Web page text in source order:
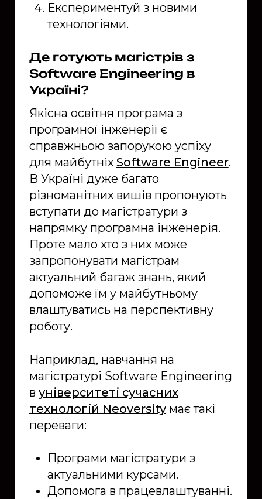
Експериментуй з новими
технологіями.
Де готують магістрів з
Software Engineering в
Україні?
Якісна освітня програма з
програмної інженерії є
справжньою запорукою успіху
для майбутніх Software Engineer.
В Україні дуже багато
різноманітних вишів пропонують
вступати до магістратури з
напрямку програмна інженерія.
Проте мало хто з них може
запропонувати магістрам
актуальний багаж знань, який
допоможе їм у майбутньому
влаштуватись на перспективну
роботу.
Наприклад, навчання на
магістратурі Software Engineering
в університеті сучасних
технологій Neoversityмає такі
переваги:
Програми магістратури з
актуальними курсами.
Допомога в працевлаштуванні.